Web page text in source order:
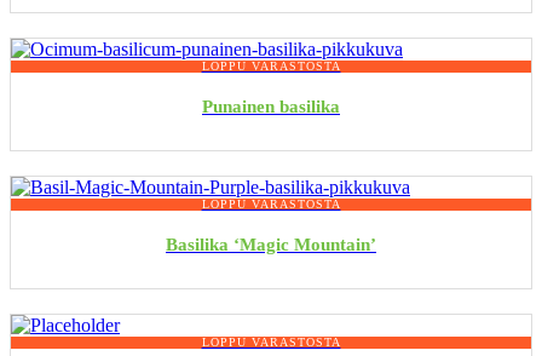
LOPPU VARASTOSTA
Punainen basilika
LOPPU VARASTOSTA
Basilika ‘Magic Mountain’
LOPPU VARASTOSTA